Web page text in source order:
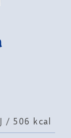
/ 506 kcal